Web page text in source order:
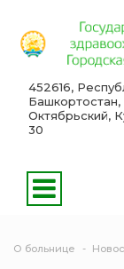
452616,
Башкортостан,
Октябрьский,
30
О больнице